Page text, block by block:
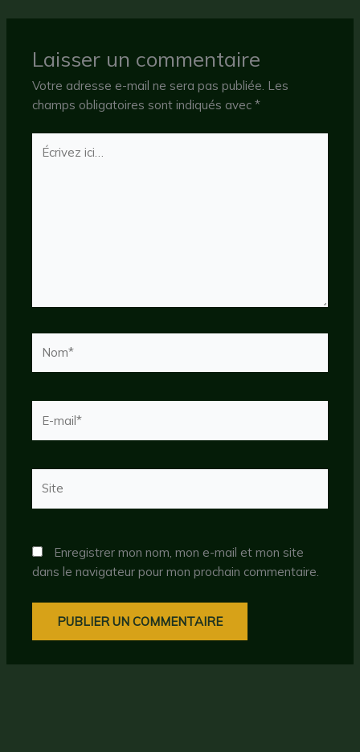
Laisser un commentaire
Votre adresse e-mail ne sera pas publiée. Les
champs obligatoires sont indiqués avec*
Écrivez
ici…
mail*
Enregistrer mon nom, mon e-mail et mon site
dans le navigateur pour mon prochain commentaire.